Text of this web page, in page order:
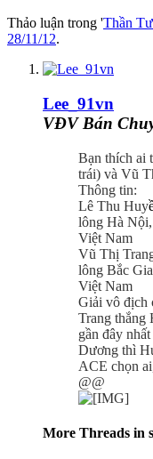
Thảo luận trong 'Thần
28/11/12.
Lee_91vn
VĐV Bán
Bạn thích ai
trái) và Vũ
Thông tin:
Lê Thu Huy
lông Hà
Việt Nam
Vũ Thị
lông Bắc
Việt Nam
Giải vô địch
Trang thắng
gần đây
Dương thì
ACE chọn
@@
More Threads in